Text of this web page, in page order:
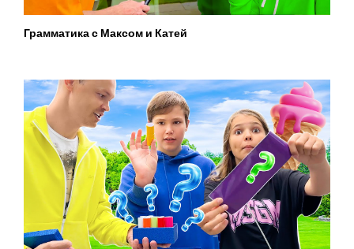
Грамматика с Максом и Катей